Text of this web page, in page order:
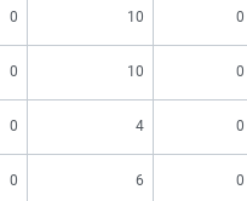
0 10 0
0 10 0
0 4 0
0 6 0